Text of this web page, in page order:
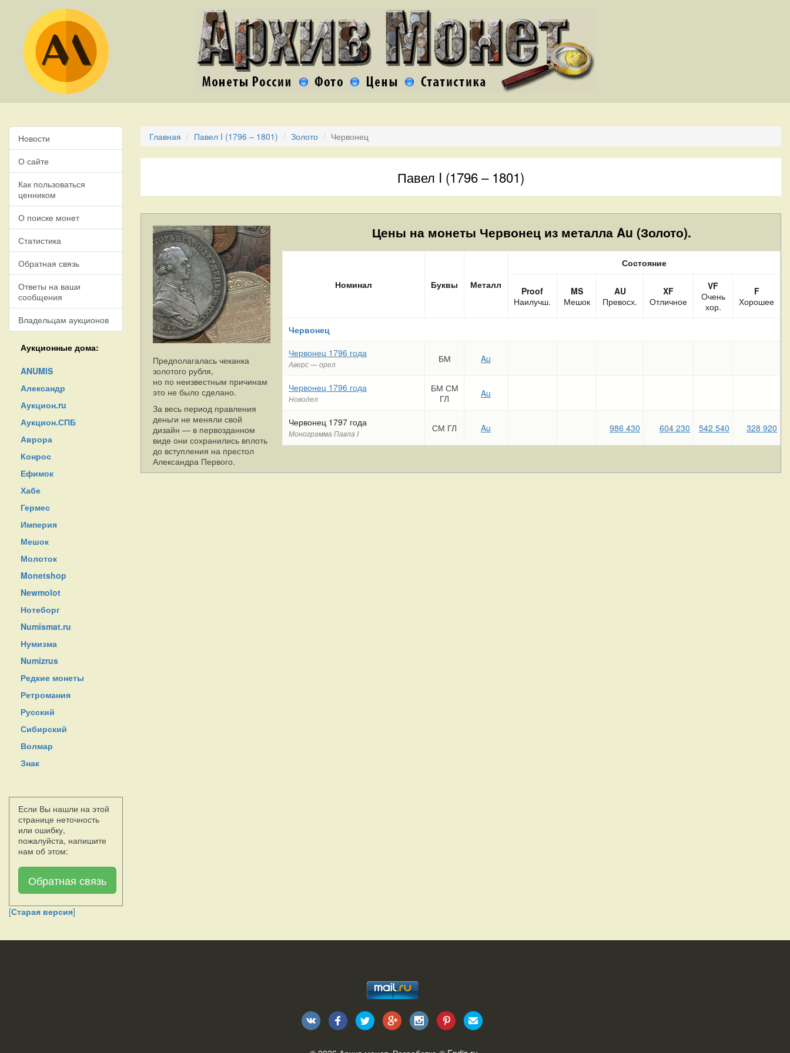
Новости
О сайте
Как пользоваться
ценником
О поиске монет
Статистика
Обратная связь
Ответы на ваши
сообщения
Владельцам аукционов
Аукционные дома:
ANUMIS
Александр
Аукцион.ru
Аукцион.СПБ
Аврора
Конрос
Ефимок
Хабе
Гермес
Империя
Мешок
Молоток
Monetshop
Newmolot
Нотеборг
Numismat.ru
Нумизма
Numizrus
Редкие монеты
Ретромания
Русский
Сибирский
Волмар
Знак
Если Вы нашли на этой
странице неточность
или ошибку,
пожалуйста, напишите
нам об этом:
Обратная связь
[Старая версия]
Главная Павел I (1796 – 1801) Золото Червонец
Павел I (1796 – 1801)
Предполагалась чеканка
золотого рубля,
но по неизвестным причинам
это не было сделано.
За весь период правления
деньги не меняли свой
дизайн — в первозданном
виде они сохранились вплоть
до вступления на престол
Александра Первого.
Цены на монеты Червонец из металла Au (Золото).
Номинал Буквы Металл
Состояние
Proof
Наилучш.
MS
Мешок
AU
Превосх.
XF
Отличное
VF
Очень
хор.
F
Хорошее
Червонец
Червонец 1796 года
Аверс — орел БМ Au
Червонец 1796 года
Новодел
БМ СМ
ГЛ
Au
Червонец 1797 года
Монограмма Павла I СМ ГЛ Au 986 430 604 230 542 540 328 920